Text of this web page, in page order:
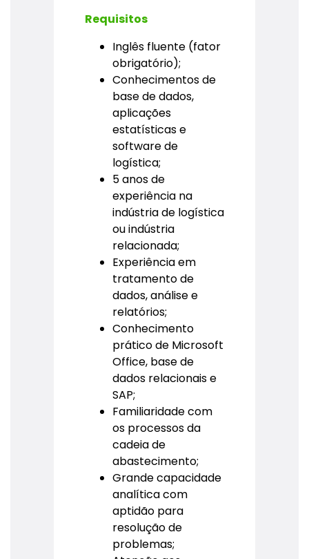
Requisitos
Inglês fluente (fator
obrigatório);
Conhecimentos de
base de dados,
aplicações
estatísticas e
software de
logística;
5 anos de
experiência na
indústria de logística
ou indústria
relacionada;
Experiência em
tratamento de
dados, análise e
relatórios;
Conhecimento
prático de Microsoft
Office, base de
dados relacionais e
SAP;
Familiaridade com
os processos da
cadeia de
abastecimento;
Grande capacidade
analítica com
aptidão para
resolução de
problemas;